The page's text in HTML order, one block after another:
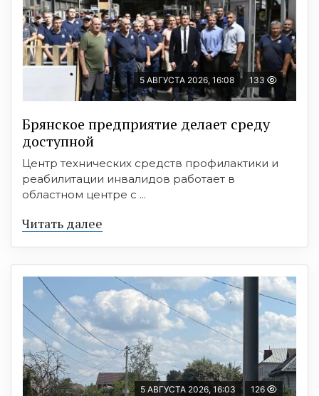
5 АВГУСТА 2026, 16:08 133
Брянское предприятие делает среду
доступной
Центр технических средств профилактики и
реабилитации инвалидов работает в
областном центре с ...
Читать далее
5 АВГУСТА 2026, 16:03 126